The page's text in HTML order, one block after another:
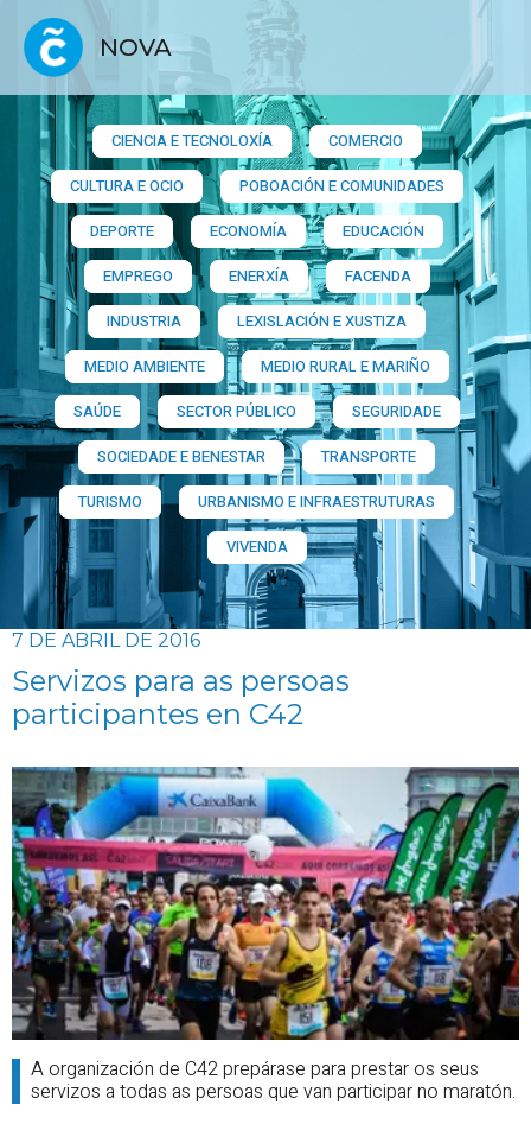
NOVA
CIENCIA E TECNOLOXÍA
COMERCIO
CULTURA E OCIO
POBOACIÓN E COMUNIDADES
DEPORTE
ECONOMÍA
EDUCACIÓN
EMPREGO
ENERXÍA
FACENDA
INDUSTRIA
LEXISLACIÓN E XUSTIZA
MEDIO AMBIENTE
MEDIO RURAL E MARIÑO
SAÚDE
SECTOR PÚBLICO
SEGURIDADE
SOCIEDADE E BENESTAR
TRANSPORTE
TURISMO
URBANISMO E INFRAESTRUTURAS
VIVENDA
7 DE ABRIL DE 2016
Servizos para as persoas
participantes en C42
A organización de C42 prepárase para prestar os seus
servizos a todas as persoas que van participar no maratón.